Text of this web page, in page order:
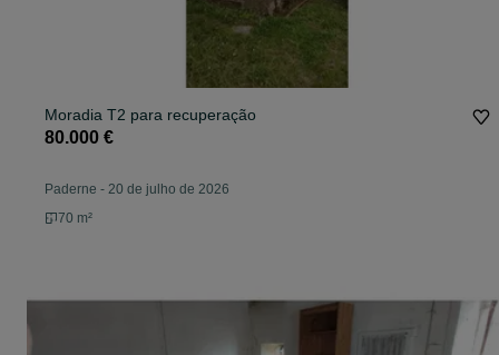
Moradia T2 para recuperação
80.000 €
Paderne - 20 de julho de 2026
70 m²